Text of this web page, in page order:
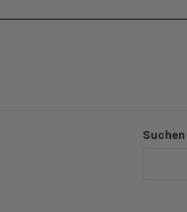
Suchen